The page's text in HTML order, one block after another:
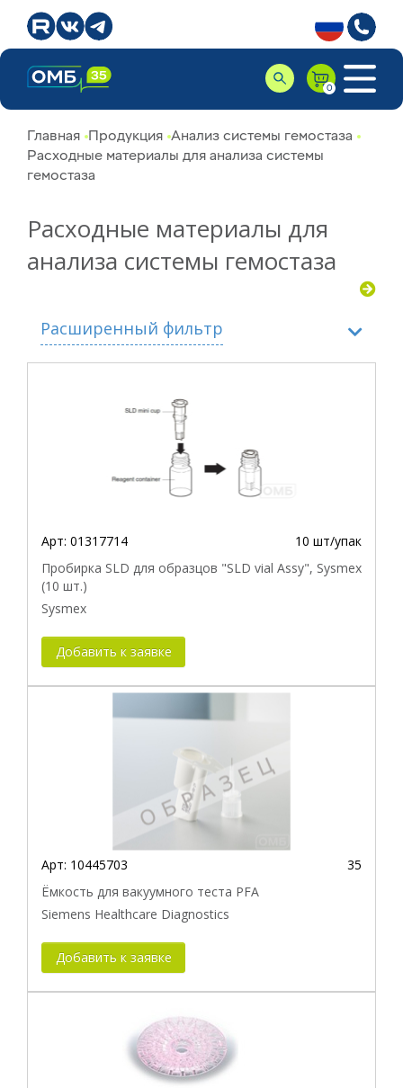
Главная Продукция Анализ системы гемостаза
Расходные материалы для анализа системы
гемостаза
Расходные материалы для
анализа системы гемостаза
Расширенный фильтр
Производитель
Совместимость с прибором
Арт: 01317714
10 шт/упак
Пробирка SLD для образцов "SLD vial Assy", Sysmex
(10 шт.)
Sysmex
Добавить к заявке
Арт: 10445703
35
Ёмкость для вакуумного теста PFA
Siemens Healthcare Diagnostics
Добавить к заявке